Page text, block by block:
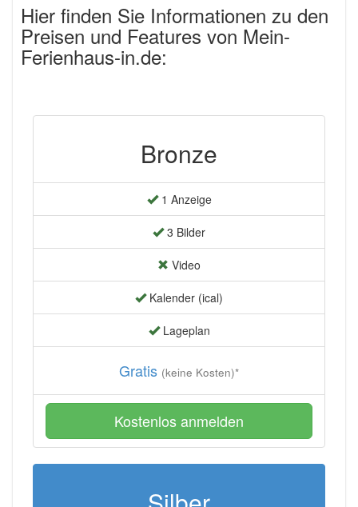
Hier finden Sie Informationen zu den
Preisen und Features von Mein-
Ferienhaus-in.de:
Bronze
1 Anzeige
3 Bilder
Video
Kalender (ical)
Lageplan
Gratis (keine Kosten)*
Kostenlos anmelden